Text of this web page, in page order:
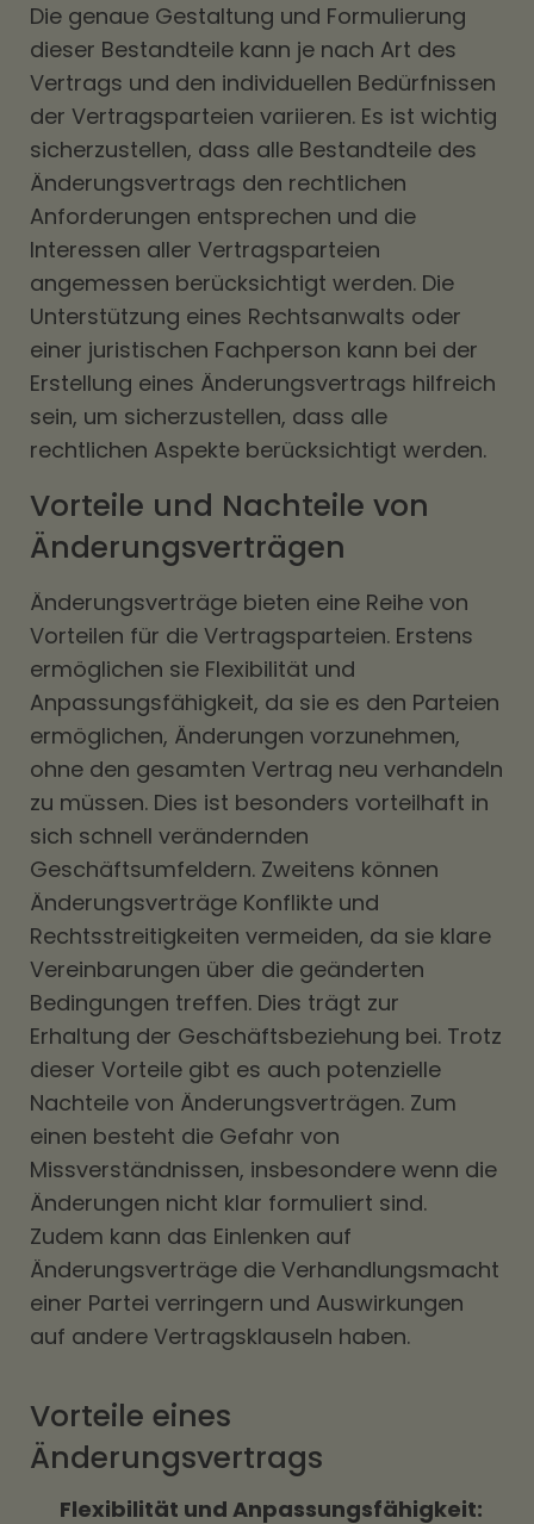
Die genaue Gestaltung und Formulierung
dieser Bestandteile kann je nach Art des
Vertrags und den individuellen Bedürfnissen
der Vertragsparteien variieren. Es ist wichtig
sicherzustellen, dass alle Bestandteile des
Änderungsvertrags den rechtlichen
Anforderungen entsprechen und die
Interessen aller Vertragsparteien
angemessen berücksichtigt werden. Die
Unterstützung eines Rechtsanwalts oder
einer juristischen Fachperson kann bei der
Erstellung eines Änderungsvertrags hilfreich
sein, um sicherzustellen, dass alle
rechtlichen Aspekte berücksichtigt werden.
Vorteile und Nachteile von
Änderungsverträgen
Änderungsverträge bieten eine Reihe von
Vorteilen für die Vertragsparteien. Erstens
ermöglichen sie Flexibilität und
Anpassungsfähigkeit, da sie es den Parteien
ermöglichen, Änderungen vorzunehmen,
ohne den gesamten Vertrag neu verhandeln
zu müssen. Dies ist besonders vorteilhaft in
sich schnell verändernden
Geschäftsumfeldern. Zweitens können
Änderungsverträge Konflikte und
Rechtsstreitigkeiten vermeiden, da sie klare
Vereinbarungen über die geänderten
Bedingungen treffen. Dies trägt zur
Erhaltung der Geschäftsbeziehung bei. Trotz
dieser Vorteile gibt es auch potenzielle
Nachteile von Änderungsverträgen. Zum
einen besteht die Gefahr von
Missverständnissen, insbesondere wenn die
Änderungen nicht klar formuliert sind.
Zudem kann das Einlenken auf
Änderungsverträge die Verhandlungsmacht
einer Partei verringern und Auswirkungen
auf andere Vertragsklauseln haben.
Vorteile eines
Änderungsvertrags
Flexibilität und Anpassungsfähigkeit: